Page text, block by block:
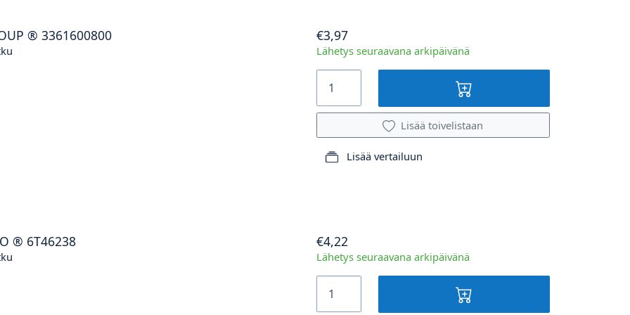
® 3361600800 €3,97
Lähetys seuraavana arkipäivänä
Lisää toivelistaan
Lisää vertailuun
® 6T46238 €4,22
Lähetys seuraavana arkipäivänä